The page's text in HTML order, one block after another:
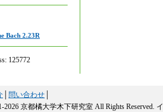
Bach 2.23R
125772
問い合わせ
2026 京都橘大学木下研究室 All Rights Reserved.